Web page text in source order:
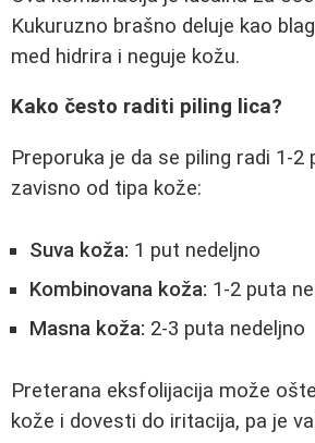
Kukuruzno brašno deluje kao
med hidrira i neguje kožu.
Kako često raditi piling lica?
Preporuka je da se piling radi 1-2
zavisno od tipa kože:
Suva koža: 1 put nedeljno
Kombinovana koža: 1-2 puta
Masna koža: 2-3 puta nedeljno
Preterana eksfolijacija može
kože i dovesti do iritacija, pa je